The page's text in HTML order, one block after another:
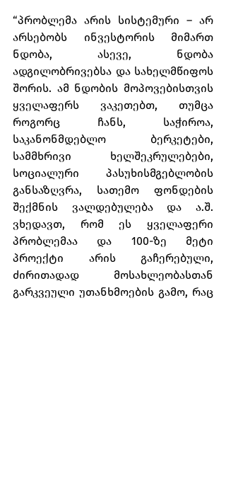
“პრობლემა არის სისტემური – არ
არსებობს ინვესტორის მიმართ
ნდობა, ასევე, ნდობა
ადგილობრივებსა და სახელმწიფოს
შორის. ამ ნდობის მოპოვებისთვის
ყველაფერს ვაკეთებთ, თუმცა
როგორც ჩანს, საჭიროა,
საკანონმდებლო ბერკეტები,
სამმხრივი ხელშეკრულებები,
სოციალური პასუხისმგებლობის
განსაზღვრა, სათემო ფონდების
შექმნის ვალდებულება და ა.შ.
ვხედავთ, რომ ეს ყველაფერი
პრობლემაა და 100-ზე მეტი
პროექტი არის გაჩერებული,
ძირითადად მოსახლეობასთან
გარკვეული უთანხმოების გამო, რაც